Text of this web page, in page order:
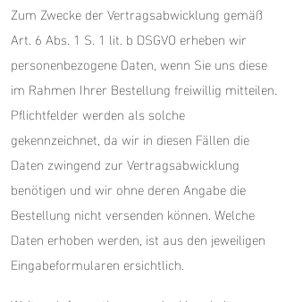
Zum Zwecke der Vertragsabwicklung gemäß
Art. 6 Abs. 1 S. 1 lit. b DSGVO erheben wir
personenbezogene Daten, wenn Sie uns diese
im Rahmen Ihrer Bestellung freiwillig mitteilen.
Pflichtfelder werden als solche
gekennzeichnet, da wir in diesen Fällen die
Daten zwingend zur Vertragsabwicklung
benötigen und wir ohne deren Angabe die
Bestellung nicht versenden können. Welche
Daten erhoben werden, ist aus den jeweiligen
Eingabeformularen ersichtlich.